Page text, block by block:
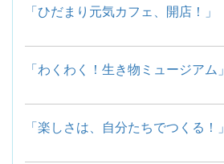
「ひだまり元気カフェ、開店！」
「わくわく！生き物ミュージアム」
「楽しさは、自分たちでつくる！」